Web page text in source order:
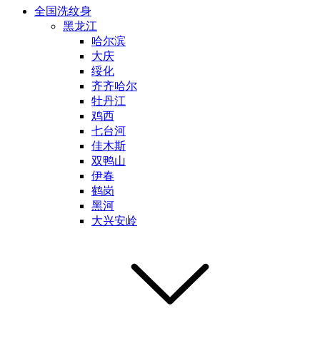
全国洗纹身
黑龙江
哈尔滨
大庆
绥化
齐齐哈尔
牡丹江
鸡西
七台河
佳木斯
双鸭山
伊春
鹤岗
黑河
大兴安岭